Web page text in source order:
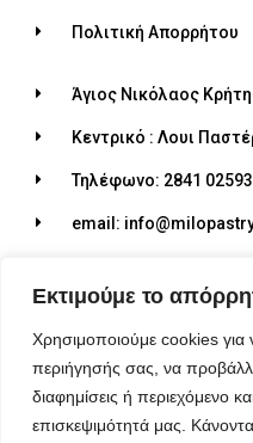
Εκτιμούμε το
Χρησιμοποιούμε cookies για
περιήγησής σας, να
διαφημίσεις ή περιεχόμενο
επισκεψιμότητά μας.
Πολιτική Απορρήτου
Άγιος Νικόλαος
Κεντρικό : Λουι
Τηλέφωνο: 2841
email:
© 2026 ALL